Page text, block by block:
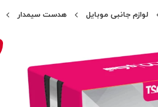
لوازم جانبی موبایل هدست سیمدار